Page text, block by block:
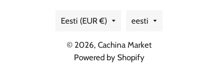
Riik/regioon
Eesti (EUR €) Keel
eesti
© 2026, Cachina Market
Powered by Shopify